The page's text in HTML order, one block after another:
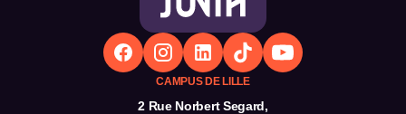
de la formation continue et des formations certifiées
par des Titres RNCP.
CAMPUS DE LILLE
2 Rue Norbert Segard,